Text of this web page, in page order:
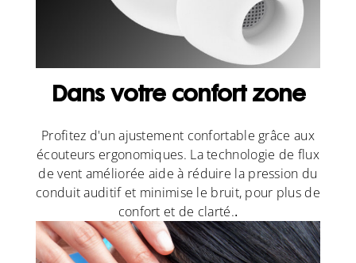
Dans votre confort zone
Profitez d'un ajustement confortable grâce aux
écouteurs ergonomiques. La technologie de flux
de vent améliorée aide à réduire la pression du
conduit auditif et minimise le bruit, pour plus de
confort et de clarté..